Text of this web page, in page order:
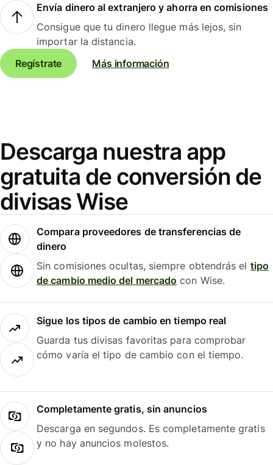
Envía dinero al extranjero y ahorra en comisiones
Consigue que tu dinero llegue más lejos, sin
importar la distancia.
Regístrate
Más información
Descarga nuestra app
gratuita de conversión de
divisas Wise
Compara proveedores de transferencias de
dinero
Sin comisiones ocultas, siempre obtendrás el tipo
de cambio medio del mercado con Wise.
Sigue los tipos de cambio en tiempo real
Guarda tus divisas favoritas para comprobar
cómo varía el tipo de cambio con el tiempo.
Completamente gratis, sin anuncios
Descarga en segundos. Es completamente gratis
y no hay anuncios molestos.